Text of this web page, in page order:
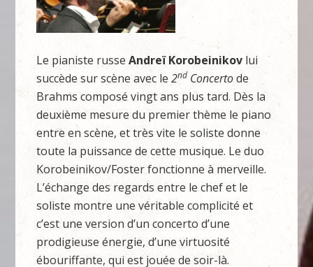
Le pianiste russeAndreï Korobeinikov lui
succède sur scène avec le2nd Concertode
Brahms composé vingt ans plus tard. Dès la
deuxième mesure du premier thème le piano
entre en scène, et très vite le soliste donne
toute la puissance de cette musique. Le duo
Korobeinikov/Foster fonctionne à merveille.
L’échange des regards entre le chef et le
soliste montre une véritable complicité et
c’est une version d’un concerto d’une
prodigieuse énergie, d’une virtuosité
ébouriffante, qui est jouée de soir-là.